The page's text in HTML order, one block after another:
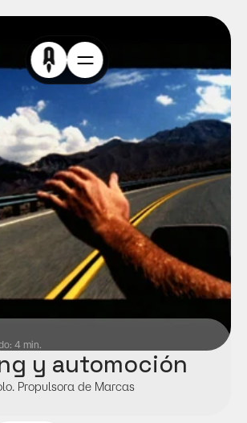
4 min.
y automoción
Propulsora de Marcas